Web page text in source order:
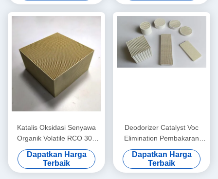
Katalis Oksidasi Senyawa
Organik Volatile RCO 300
Cpsi Hapus Gas Limbah
Industri
Dapatkan Harga
Terbaik
Deodorizer Catalyst Voc
Elimination Pembakaran
Metode Oksidasi Katalitik
Dapatkan Harga
Terbaik